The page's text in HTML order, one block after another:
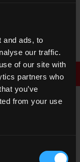
and ads, to
our traffic.
of our site with
partners who
you’ve
from your use
per il tuo